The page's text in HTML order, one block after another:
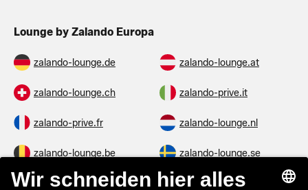
Lounge by Zalando Europa
zalando-lounge.de zalando-lounge.at
zalando-lounge.ch zalando-prive.it
zalando-prive.fr zalando-lounge.nl
zalando-lounge.be zalando-lounge.se
zalando-lounge.fi zalando-lounge.dk